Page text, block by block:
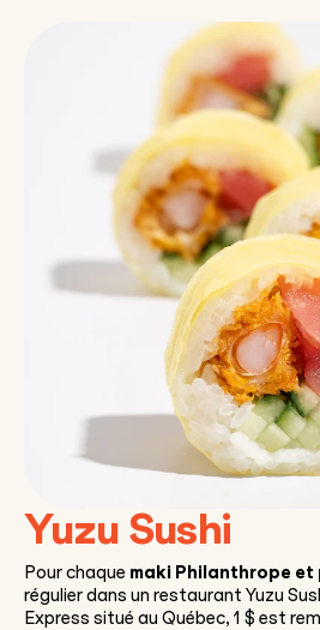
Yuzu Sushi
Pour chaque maki Philanthrope et
régulier dans un restaurant Yuzu
Express situé au Québec, 1 $ est